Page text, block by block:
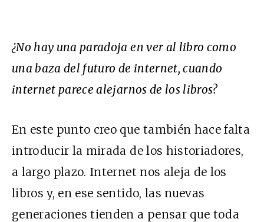
¿No hay una paradoja en ver al libro como
una baza del futuro de internet, cuando
internet parece alejarnos de los libros?
En este punto creo que también hace falta
introducir la mirada de los historiadores,
a largo plazo. Internet nos aleja de los
libros y, en ese sentido, las nuevas
generaciones tienden a pensar que toda